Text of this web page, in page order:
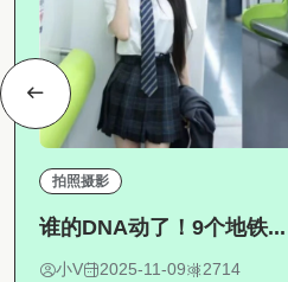
拍照摄影
谁的DNA动了！9个地铁...
小V 2025-11-09 2714